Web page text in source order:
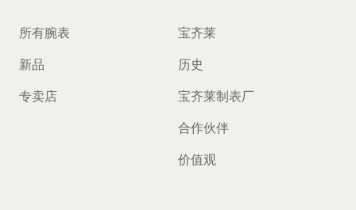
所有腕表
新品
专卖店
宝齐莱
历史
宝齐莱制表厂
合作伙伴
价值观